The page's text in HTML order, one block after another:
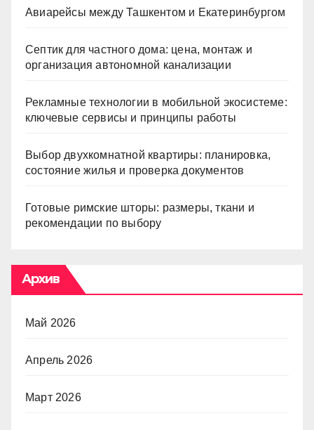
Авиарейсы между Ташкентом и Екатеринбургом
Септик для частного дома: цена, монтаж и
организация автономной канализации
Рекламные технологии в мобильной экосистеме:
ключевые сервисы и принципы работы
Выбор двухкомнатной квартиры: планировка,
состояние жилья и проверка документов
Готовые римские шторы: размеры, ткани и
рекомендации по выбору
Архив
Май 2026
Апрель 2026
Март 2026